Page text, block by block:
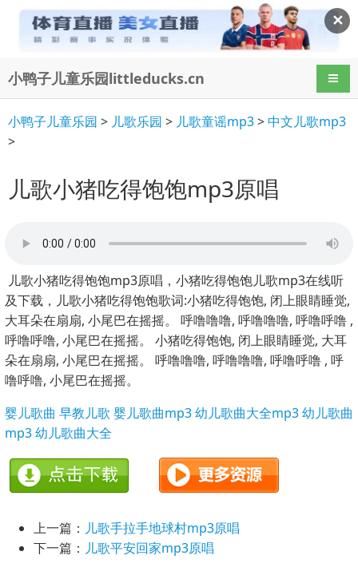
✕
小鸭子儿童乐园littleducks.cn 导航
小鸭子儿童乐园 > 儿歌乐园 > 儿歌童谣mp3>中文儿歌mp3
>
儿歌小猪吃得饱饱mp3原唱
儿歌小猪吃得饱饱mp3原唱，小猪吃得饱饱儿歌mp3在线听
及下载，儿歌小猪吃得饱饱歌词:小猪吃得饱饱, 闭上眼睛睡觉,
大耳朵在扇扇, 小尾巴在摇摇。 呼噜噜噜, 呼噜噜噜, 呼噜呼噜 ,
呼噜呼噜, 小尾巴在摇摇。 小猪吃得饱饱, 闭上眼睛睡觉, 大耳
朵在扇扇, 小尾巴在摇摇。 呼噜噜噜, 呼噜噜噜, 呼噜呼噜 , 呼
噜呼噜, 小尾巴在摇摇。
婴儿歌曲 早教儿歌 婴儿歌曲mp3幼儿歌曲大全mp3幼儿歌曲
mp3幼儿歌曲大全
上一篇： 儿歌手拉手地球村mp3原唱
下一篇： 儿歌平安回家mp3原唱